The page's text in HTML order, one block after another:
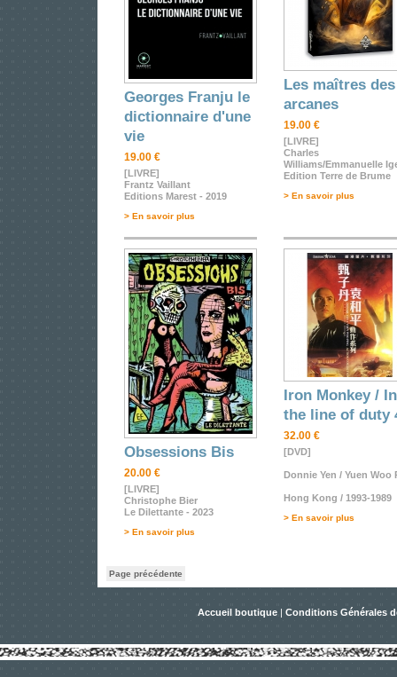
Georges Franju le
dictionnaire d'une
vie
19.00 €
[LIVRE]
Frantz Vaillant
Editions Marest - 2019
> En savoir plus
Les maîtres des
arcanes
19.00 €
[LIVRE]
Charles
Williams/Emmanuelle
Edition Terre de Brume
> En savoir plus
Obsessions Bis
20.00 €
[LIVRE]
Christophe Bier
Le Dilettante - 2023
> En savoir plus
Iron Monkey / In
the line of duty
32.00 €
[DVD]
Donnie Yen / Yuen Woo
Hong Kong / 1993-1989
> En savoir plus
Page précédente
Accueil boutique | Conditions Générales